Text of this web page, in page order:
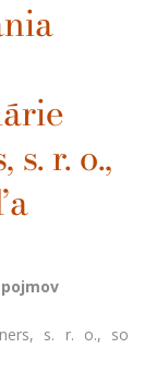
r. o.,
s. r. o., so